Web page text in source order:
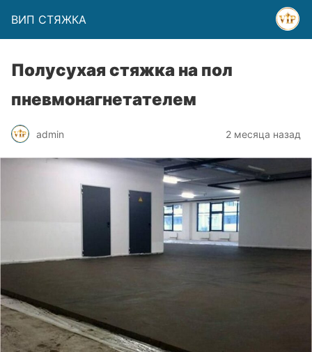
ВИП СТЯЖКА
Полусухая стяжка на пол
пневмонагнетателем
admin 2 месяца назад